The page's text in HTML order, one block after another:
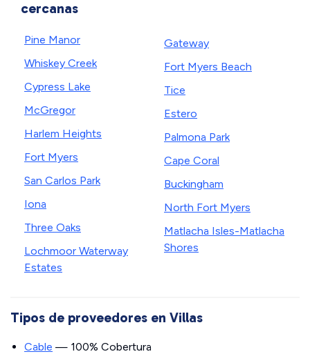
cercanas
Pine Manor
Whiskey Creek
Cypress Lake
McGregor
Harlem Heights
Fort Myers
San Carlos Park
Iona
Three Oaks
Lochmoor Waterway
Estates
Gateway
Fort Myers Beach
Tice
Estero
Palmona Park
Cape Coral
Buckingham
North Fort Myers
Matlacha Isles-Matlacha
Shores
Tipos de proveedores en Villas
Cable — 100% Cobertura